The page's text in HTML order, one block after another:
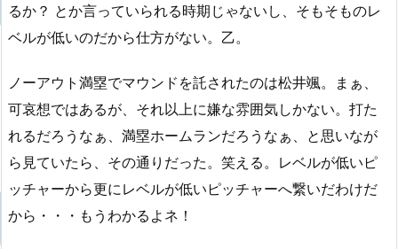
るか？ とか言っていられる時期じゃないし、そもそものレ
ベルが低いのだから仕方がない。乙。
ノーアウト満塁でマウンドを託されたのは松井颯。まぁ、
可哀想ではあるが、それ以上に嫌な雰囲気しかない。打た
れるだろうなぁ、満塁ホームランだろうなぁ、と思いなが
ら見ていたら、その通りだった。笑える。レベルが低いピ
ッチャーから更にレベルが低いピッチャーへ繋いだわけだ
から・・・もうわかるよネ！